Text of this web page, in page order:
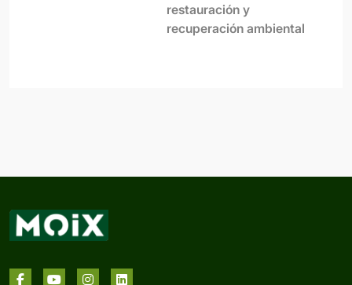
restauración y
recuperación ambiental